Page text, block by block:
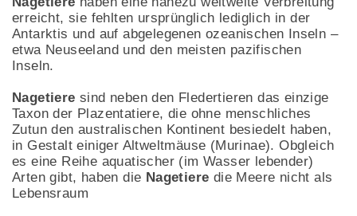
erreicht, sie fehlten ursprünglich lediglich in der
Antarktis und auf abgelegenen ozeanischen Inseln –
etwa Neuseeland und den meisten pazifischen
Inseln.
Nagetiere sind neben den Fledertieren das einzige
Taxon der Plazentatiere, die ohne menschliches
Zutun den australischen Kontinent besiedelt haben,
in Gestalt einiger Altweltmäuse (Murinae). Obgleich
es eine Reihe aquatischer (im Wasser lebender)
Arten gibt, haben die Nagetiere die Meere nicht als
Lebensraum